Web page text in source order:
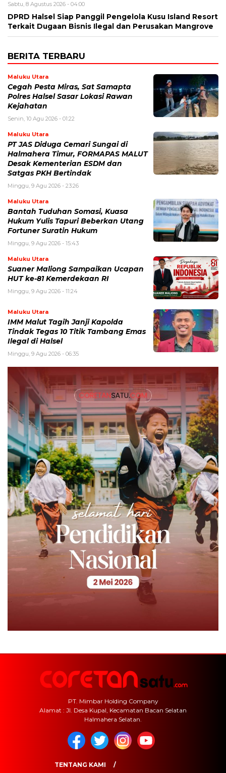
Sabtu, 8 Agustus 2026 - 04:00
DPRD Halsel Siap Panggil Pengelola Kusu Island Resort
Terkait Dugaan Bisnis Ilegal dan Perusakan Mangrove
BERITA TERBARU
Maluku Utara
Cegah Pesta Miras, Sat Samapta
Polres Halsel Sasar Lokasi Rawan
Kejahatan
Senin, 10 Agu 2026 - 01:22
Maluku Utara
PT JAS Diduga Cemari Sungai di
Halmahera Timur, FORMAPAS MALUT
Desak Kementerian ESDM dan
Satgas PKH Bertindak
Minggu, 9 Agu 2026 - 23:26
Maluku Utara
Bantah Tuduhan Somasi, Kuasa
Hukum Yulis Tapuri Beberkan Utang
Fortuner Suratin Hukum
Minggu, 9 Agu 2026 - 15:43
Maluku Utara
Suaner Maliong Sampaikan Ucapan
HUT ke-81 Kemerdekaan RI
Minggu, 9 Agu 2026 - 11:24
Maluku Utara
IMM Malut Tagih Janji Kapolda
Tindak Tegas 10 Titik Tambang Emas
Ilegal di Halsel
Minggu, 9 Agu 2026 - 06:35
PT. Mimbar Holding Company
Alamat : Jl. Desa Kupal, Kecamatan Bacan Selatan
Halmahera Selatan.
TENTANG KAMI